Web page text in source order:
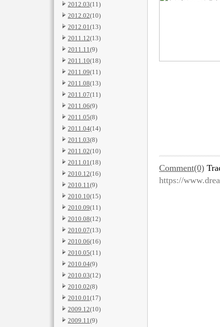
2012.03(11)
2012.02(10)
2012.01(13)
2011.12(13)
2011.11(9)
2011.10(18)
2011.09(11)
2011.08(13)
2011.07(11)
2011.06(9)
2011.05(8)
2011.04(14)
2011.03(8)
2011.02(10)
2011.01(18)
2010.12(16)
2010.11(9)
2010.10(15)
2010.09(11)
2010.08(12)
2010.07(13)
2010.06(16)
2010.05(11)
2010.04(9)
2010.03(12)
2010.02(8)
2010.01(17)
2009.12(10)
2009.11(9)
Comment(0)
https://